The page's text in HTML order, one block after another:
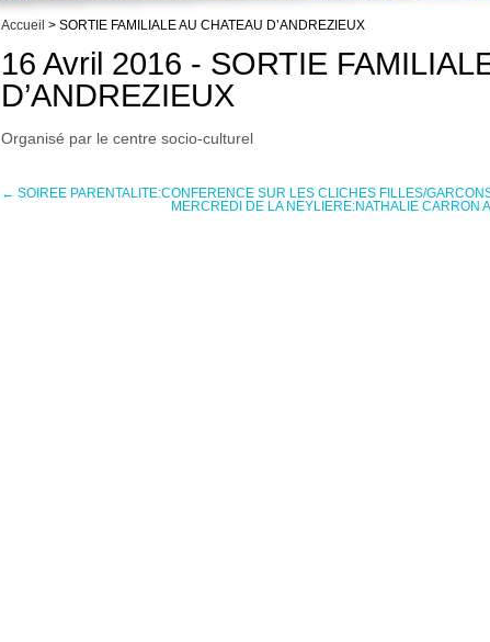
Accueil > SORTIE FAMILIALE AU CHATEAU D’ANDREZIEUX
16 Avril 2016 - SORTIE
D’ANDREZIEUX
Organisé par le centre socio-culturel
← SOIREE PARENTALITE:CONFERENCE SUR LES CLICHES FILLES/
MERCREDI DE LA NEYLIERE:NATHALIE